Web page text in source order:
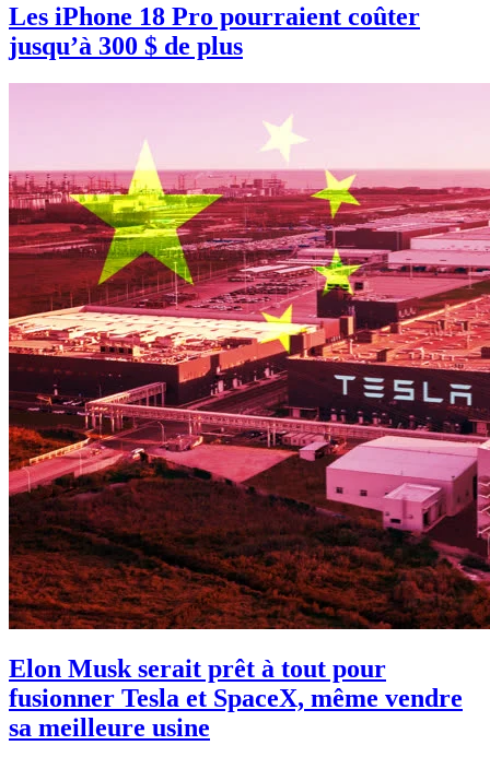
Les iPhone 18 Pro pourraient coûter
jusqu’à 300 $ de plus
Elon Musk serait prêt à tout pour
fusionner Tesla et SpaceX, même vendre
sa meilleure usine